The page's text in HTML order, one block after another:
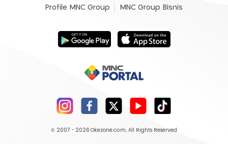
Profile MNC Group MNC Group Bisnis
© 2007 - 2026 Okezone.com, All Rights Reserved